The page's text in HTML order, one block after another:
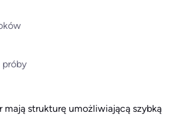
próby
mają strukturę umożliwiającą szybką